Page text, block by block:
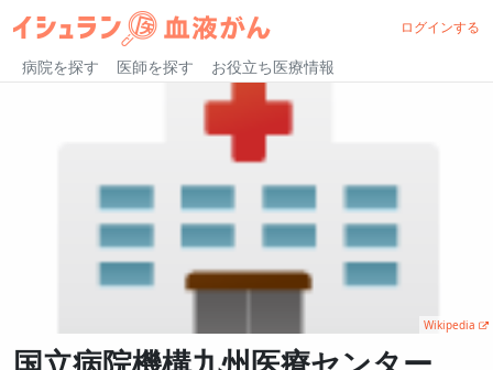
ログインする
病院を探す 医師を探す お役立ち医療情報
Wikipedia